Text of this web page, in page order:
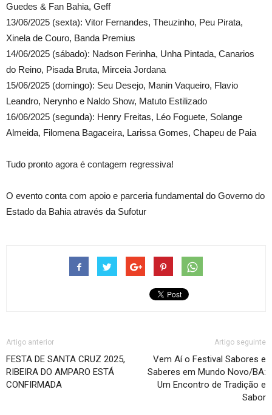
Guedes & Fan Bahia, Geff
13/06/2025 (sexta): Vitor Fernandes, Theuzinho, Peu Pirata,
Xinela de Couro, Banda Premius
14/06/2025 (sábado): Nadson Ferinha, Unha Pintada, Canarios
do Reino, Pisada Bruta, Mirceia Jordana
15/06/2025 (domingo): Seu Desejo, Manin Vaqueiro, Flavio
Leandro, Nerynho e Naldo Show, Matuto Estilizado
16/06/2025 (segunda): Henry Freitas, Léo Foguete, Solange
Almeida, Filomena Bagaceira, Larissa Gomes, Chapeu de Paia
Tudo pronto agora é contagem regressiva!
O evento conta com apoio e parceria fundamental do Governo do
Estado da Bahia através da Sufotur
Artigo anterior
FESTA DE SANTA CRUZ 2025,
RIBEIRA DO AMPARO ESTÁ
CONFIRMADA
Artigo seguinte
Vem Aí o Festival Sabores e
Saberes em Mundo Novo/BA:
Um Encontro de Tradição e
Sabor